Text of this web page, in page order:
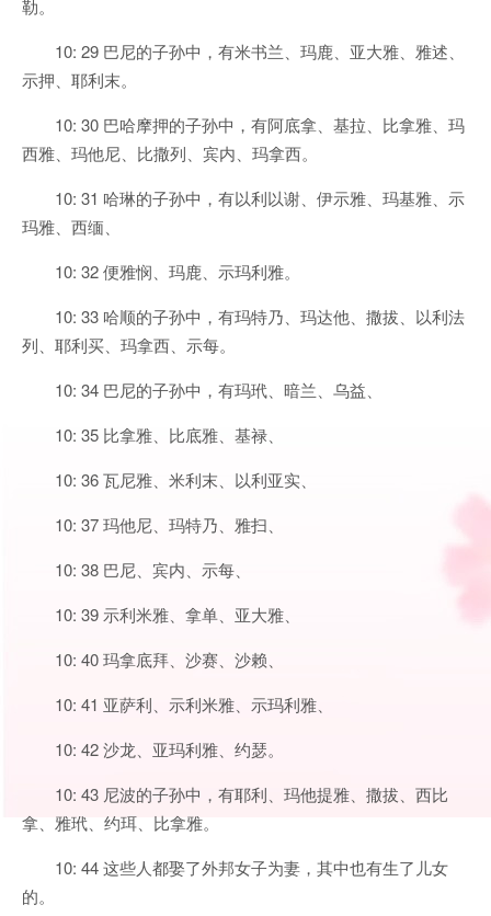
勒。
10: 29 巴尼的子孙中，有米书兰、玛鹿、亚大雅、雅述、
示押、耶利末。
10: 30 巴哈摩押的子孙中，有阿底拿、基拉、比拿雅、玛
西雅、玛他尼、比撒列、宾内、玛拿西。
10: 31 哈琳的子孙中，有以利以谢、伊示雅、玛基雅、示
玛雅、西缅、
10: 32 便雅悯、玛鹿、示玛利雅。
10: 33 哈顺的子孙中，有玛特乃、玛达他、撒拔、以利法
列、耶利买、玛拿西、示每。
10: 34 巴尼的子孙中，有玛玳、暗兰、乌益、
10: 35 比拿雅、比底雅、基禄、
10: 36 瓦尼雅、米利末、以利亚实、
10: 37 玛他尼、玛特乃、雅扫、
10: 38 巴尼、宾内、示每、
10: 39 示利米雅、拿单、亚大雅、
10: 40 玛拿底拜、沙赛、沙赖、
10: 41 亚萨利、示利米雅、示玛利雅、
10: 42 沙龙、亚玛利雅、约瑟。
10: 43 尼波的子孙中，有耶利、玛他提雅、撒拔、西比
拿、雅玳、约珥、比拿雅。
10: 44 这些人都娶了外邦女子为妻，其中也有生了儿女
的。